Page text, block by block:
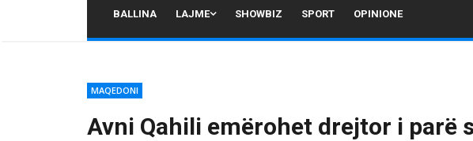
BALLINA LAJME SHOWBIZ SPORT OPINIONE
MAQEDONI
Avni Qahili emërohet drejtor i parë